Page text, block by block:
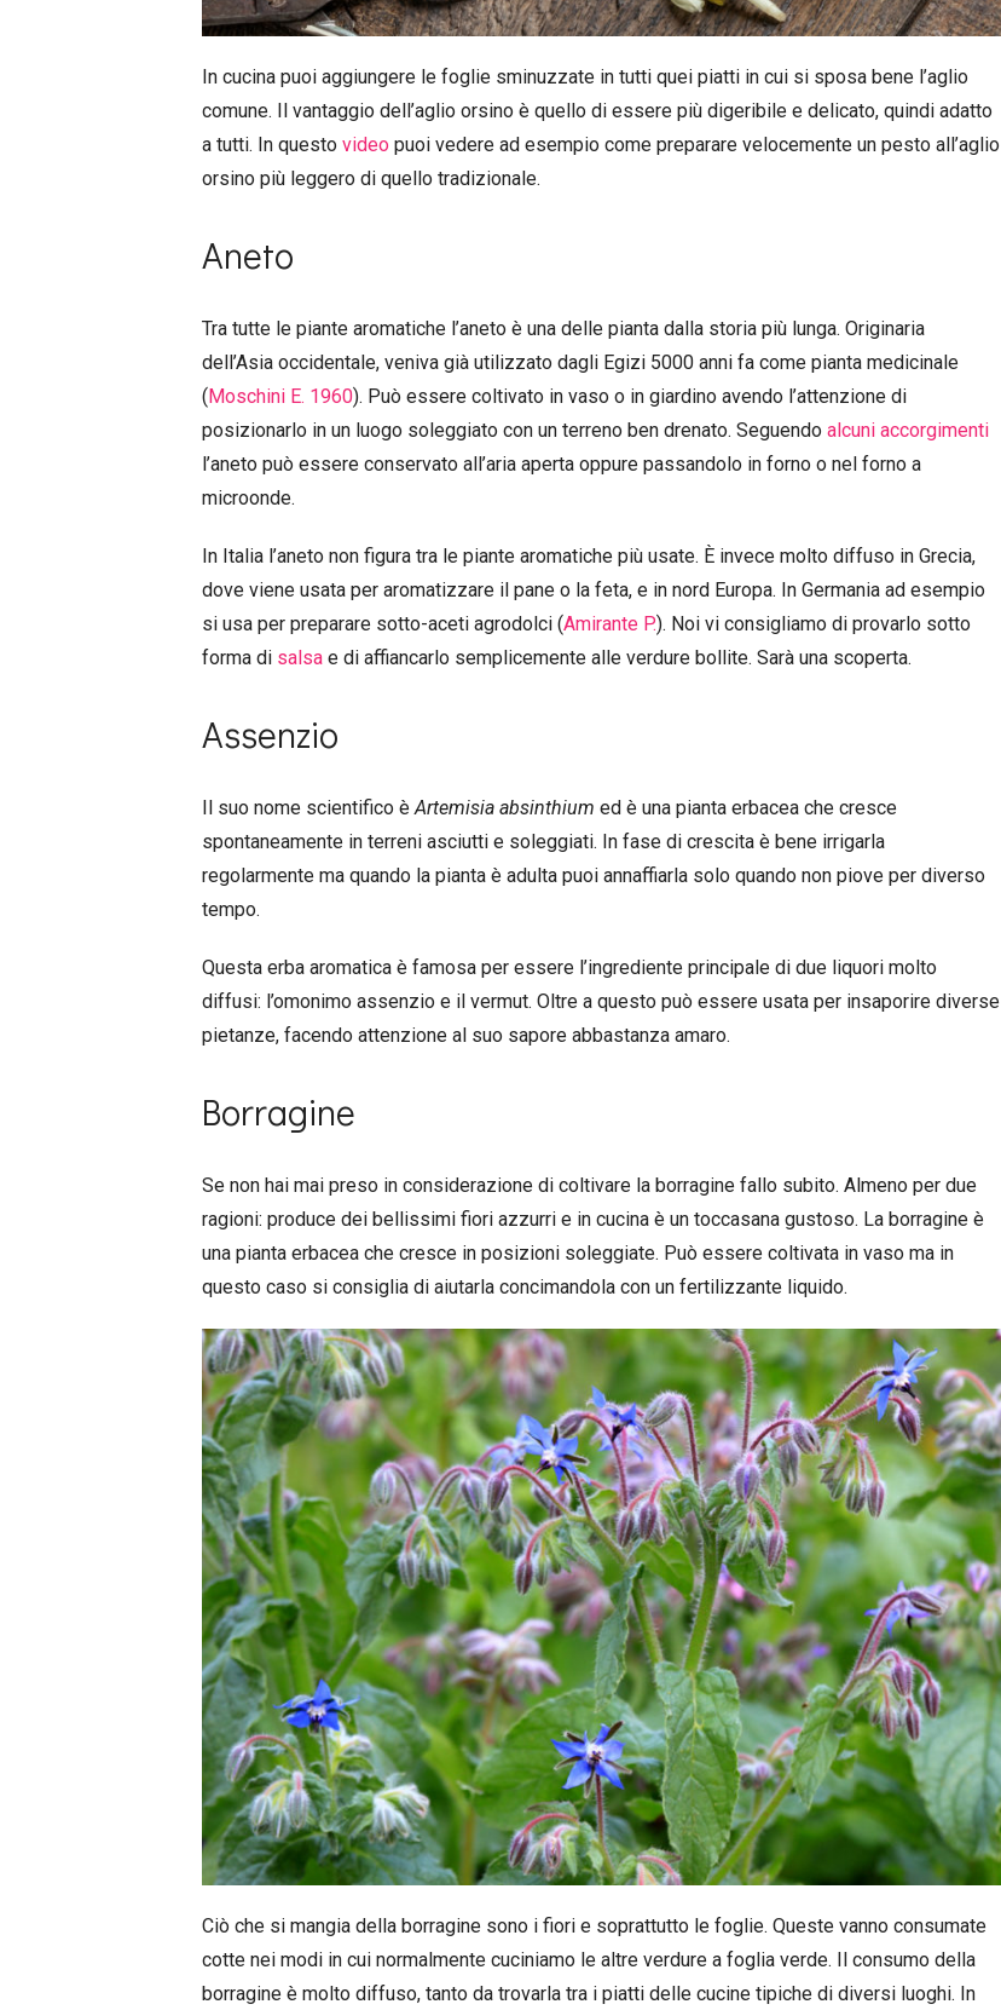
In cucina puoi aggiungere le foglie sminuzzate in tutti quei piatti in cui si sposa bene l’aglio
comune. Il vantaggio dell’aglio orsino è quello di essere più digeribile e delicato, quindi adatto
a tutti. In questo video puoi vedere ad esempio come preparare velocemente un pesto all’aglio
orsino più leggero di quello tradizionale.
Aneto
Tra tutte le piante aromatiche l’aneto è una delle pianta dalla storia più lunga. Originaria
dell’Asia occidentale, veniva già utilizzato dagli Egizi 5000 anni fa come pianta medicinale
(Moschini E. 1960). Può essere coltivato in vaso o in giardino avendo l’attenzione di
posizionarlo in un luogo soleggiato con un terreno ben drenato. Seguendo alcuni accorgimenti
l’aneto può essere conservato all’aria aperta oppure passandolo in forno o nel forno a
microonde.
In Italia l’aneto non figura tra le piante aromatiche più usate. È invece molto diffuso in Grecia,
dove viene usata per aromatizzare il pane o la feta, e in nord Europa. In Germania ad esempio
si usa per preparare sotto-aceti agrodolci (Amirante P.). Noi vi consigliamo di provarlo sotto
forma di salsa e di affiancarlo semplicemente alle verdure bollite. Sarà una scoperta.
Assenzio
Il suo nome scientifico èArtemisia absinthium ed è una pianta erbacea che cresce
spontaneamente in terreni asciutti e soleggiati. In fase di crescita è bene irrigarla
regolarmente ma quando la pianta è adulta puoi annaffiarla solo quando non piove per diverso
tempo.
Questa erba aromatica è famosa per essere l’ingrediente principale di due liquori molto
diffusi: l’omonimo assenzio e il vermut. Oltre a questo può essere usata per insaporire diverse
pietanze, facendo attenzione al suo sapore abbastanza amaro.
Borragine
Se non hai mai preso in considerazione di coltivare la borragine fallo subito. Almeno per due
ragioni: produce dei bellissimi fiori azzurri e in cucina è un toccasana gustoso. La borragine è
una pianta erbacea che cresce in posizioni soleggiate. Può essere coltivata in vaso ma in
questo caso si consiglia di aiutarla concimandola con un fertilizzante liquido.
Ciò che si mangia della borragine sono i fiori e soprattutto le foglie. Queste vanno consumate
cotte nei modi in cui normalmente cuciniamo le altre verdure a foglia verde. Il consumo della
borragine è molto diffuso, tanto da trovarla tra i piatti delle cucine tipiche di diversi luoghi. In